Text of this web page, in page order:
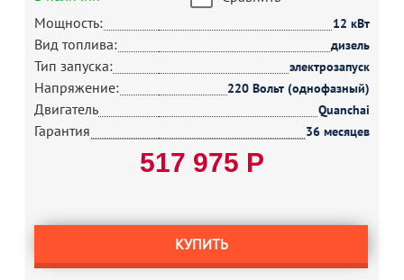
Мощность:
12 кВт
Вид топлива: дизель
Тип запуска: электрозапуск
Напряжение: 220 Вольт (однофазный)
Двигатель Quanchai
Гарантия 36 месяцев
517 975 Р
КУПИТЬ